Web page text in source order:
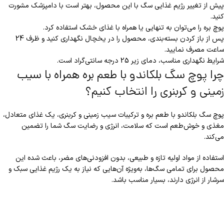
پیش از تغییر رژیم غذایی سگ با این محصول، بهتر است با دامپزشک مشورت
کنید.
پوچ بره را می‌توان به تنهایی یا همراه با غذای خشک استفاده کرد.
پس از باز کردن بسته‌بندی، محصول را در یخچال نگهداری کنید و ظرف 24
ساعت مصرف نمایید.
شرایط نگهداری مناسب، دمای زیر 25 درجه سانتی‌گراد است.
چرا پوچ سگ بلکاندو با طعم بره همراه با سیب
زمینی و کربنری را انتخاب کنیم؟
پوچ سگ بلکاندو با طعم بره و ترکیبات سیب زمینی و کربنری، یک غذای متعادل،
مغذی و خوش‌طعم است که سلامت، انرژی و رضایت سگ شما را تضمین
می‌کند.
استفاده از مواد اولیه تازه و طبیعی، بدون افزودنی‌های مضر، باعث شده این
محصول برای تمامی سگ‌ها، به‌ویژه آن‌هایی که نیاز به یک رژیم غذایی سبک و
سرشار از انرژی دارند، بسیار مناسب باشد.